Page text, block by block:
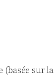
sur